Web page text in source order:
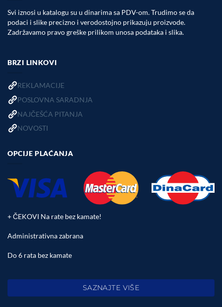
Svi iznosi u katalogu su u dinarima sa PDV-om. Trudimo se da
podaci i slike precizno i verodostojno prikazuju proizvode.
Zadržavamo pravo greške prilikom unosa podataka i slika.
BRZI LINKOVI
REKLAMACIJE
POSLOVNA SARADNJA
NAJČEŠĆA PITANJA
NOVOSTI
OPCIJE PLAĆANJA
+ ČEKOVI Na rate bez kamate!
Administrativna zabrana
Do 6 rata bez kamate
SAZNAJTE VIŠE